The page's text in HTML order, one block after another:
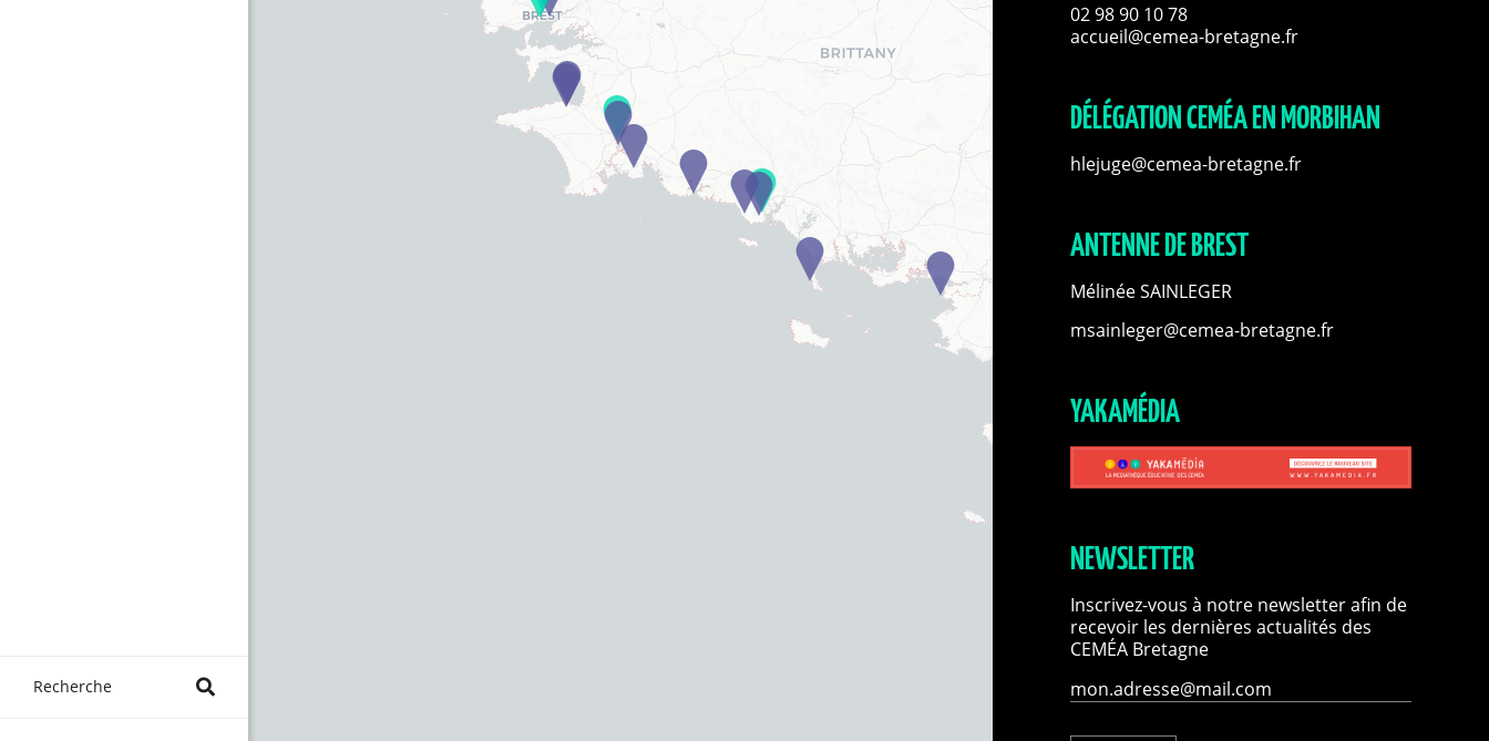
02 98 90 10 78
accueil@cemea-bretagne.fr
DÉLÉGATION CEMÉA EN MORBIHAN
hlejuge@cemea-bretagne.fr
ANTENNE DE BREST
Mélinée SAINLEGER
msainleger@cemea-bretagne.fr
YAKAMÉDIA
NEWSLETTER
Inscrivez-vous à notre newsletter afin de
recevoir les dernières actualités des
CEMÉA Bretagne
Recherche